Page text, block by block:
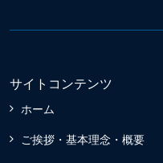
サイトコンテンツ
ホーム
ご挨拶・基本理念・概要